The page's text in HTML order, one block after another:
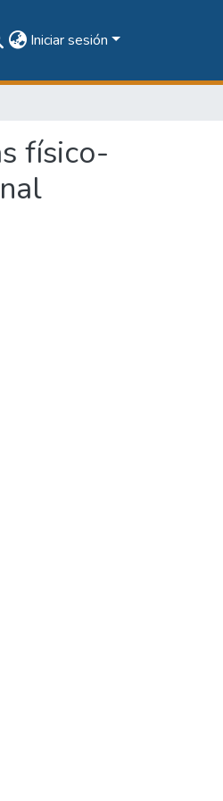
Iniciar sesión
físico-